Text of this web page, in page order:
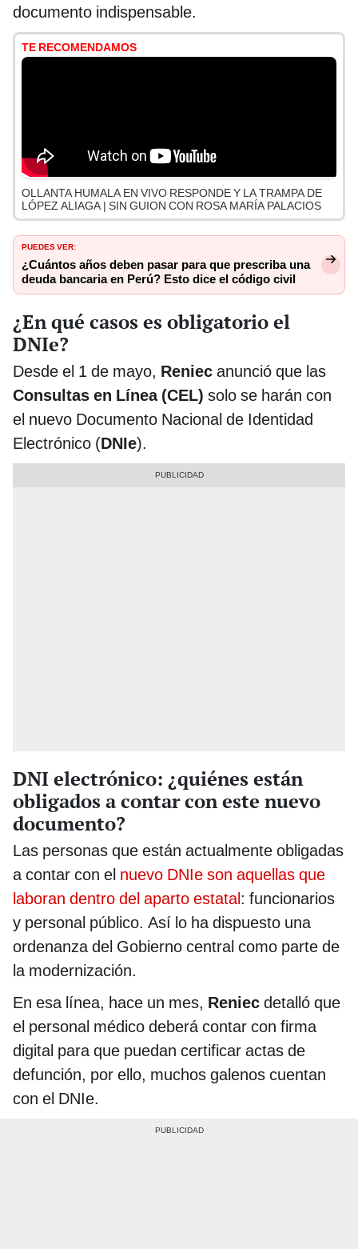
documento indispensable.
TE RECOMENDAMOS
OLLANTA HUMALA EN VIVO RESPONDE Y LA TRAMPA DE
LÓPEZ ALIAGA | SIN GUION CON ROSA MARÍA PALACIOS
PUEDES VER:
¿Cuántos años deben pasar para que prescriba una
deuda bancaria en Perú? Esto dice el código civil
¿En qué casos es obligatorio el
DNIe?
Desde el 1 de mayo, Reniec anunció que las
Consultas en Línea (CEL) solo se harán con
el nuevo Documento Nacional de Identidad
Electrónico (DNIe).
DNI electrónico: ¿quiénes están
obligados a contar con este nuevo
documento?
Las personas que están actualmente obligadas
a contar con el nuevo DNIe son aquellas que
laboran dentro del aparto estatal: funcionarios
y personal público. Así lo ha dispuesto una
ordenanza del Gobierno central como parte de
la modernización.
En esa línea, hace un mes, Reniec detalló que
el personal médico deberá contar con firma
digital para que puedan certificar actas de
defunción, por ello, muchos galenos cuentan
con el DNIe.